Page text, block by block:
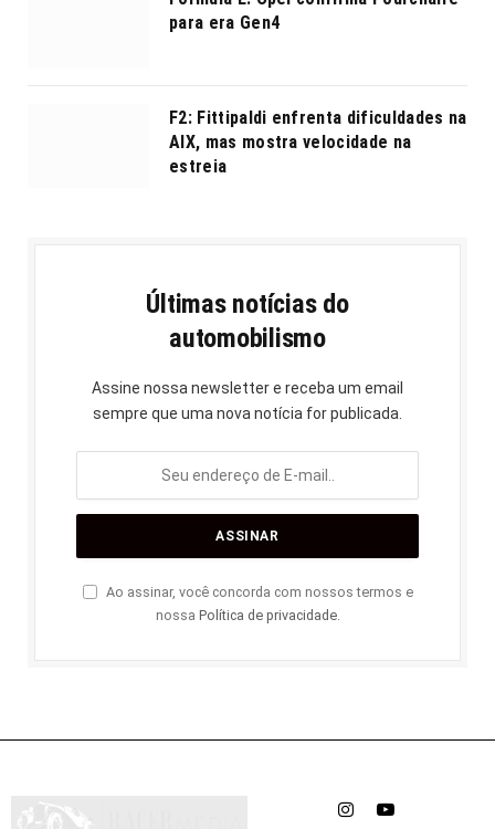
para era Gen4
F2: Fittipaldi enfrenta dificuldades na
AIX, mas mostra velocidade na
estreia
Últimas notícias do
automobilismo
Assine nossa newsletter e receba um email
sempre que uma nova notícia for publicada.
Ao assinar, você concorda com nossos termos e
nossa Política de privacidade.
InstagramYouTube